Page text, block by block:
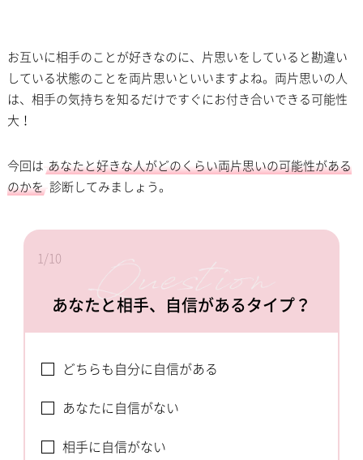
お互いに相手のことが好きなのに、片思いをしていると勘違い
している状態のことを両片思いといいますよね。両片思いの人
は、相手の気持ちを知るだけですぐにお付き合いできる可能性
大！
今回は あなたと好きな人がどのくらい両片思いの可能性がある
のかを 診断してみましょう。
1/10
あなたと相手、自信があるタイプ？
どちらも自分に自信がある
あなたに自信がない
相手に自信がない